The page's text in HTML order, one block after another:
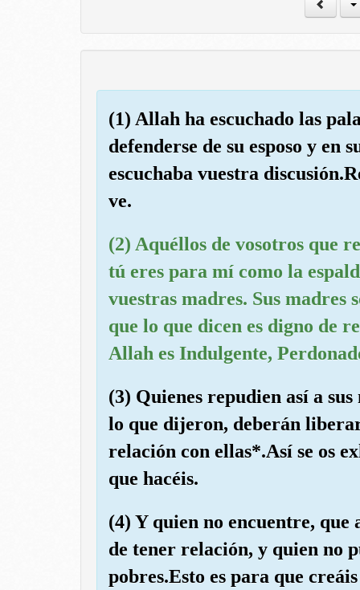
(1) Allah ha escuchado las
defenderse de su esposo y
escuchaba vuestra
ve.
(2) Aquéllos de vosotros que
tú eres para mí como la
vuestras madres. Sus madres
que lo que dicen es digno de
Allah es Indulgente,
(3) Quienes repudien así a
lo que dijeron, deberán
relación con ellas*.Así se os
que hacéis.
(4) Y quien no encuentre, que
de tener relación, y quien no
pobres.Esto es para que